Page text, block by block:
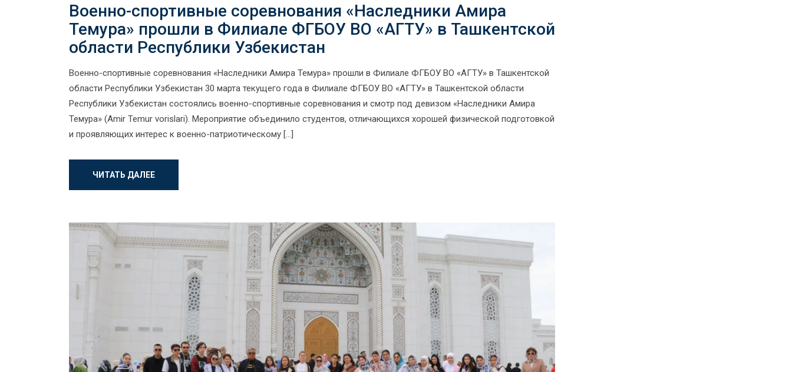
Военно-спортивные соревнования «Наследники Амира
Темура» прошли в Филиале ФГБОУ ВО «АГТУ» в Ташкентской
области Республики Узбекистан
Военно-спортивные соревнования «Наследники Амира Темура» прошли в Филиале ФГБОУ ВО «АГТУ» в Ташкентской
области Республики Узбекистан 30 марта текущего года в Филиале ФГБОУ ВО «АГТУ» в Ташкентской области
Республики Узбекистан состоялись военно-спортивные соревнования и смотр под девизом «Наследники Амира
Темура» (Amir Temur vorislari). Мероприятие объединило студентов, отличающихся хорошей физической подготовкой
и проявляющих интерес к военно-патриотическому […]
ЧИТАТЬ ДАЛЕЕ